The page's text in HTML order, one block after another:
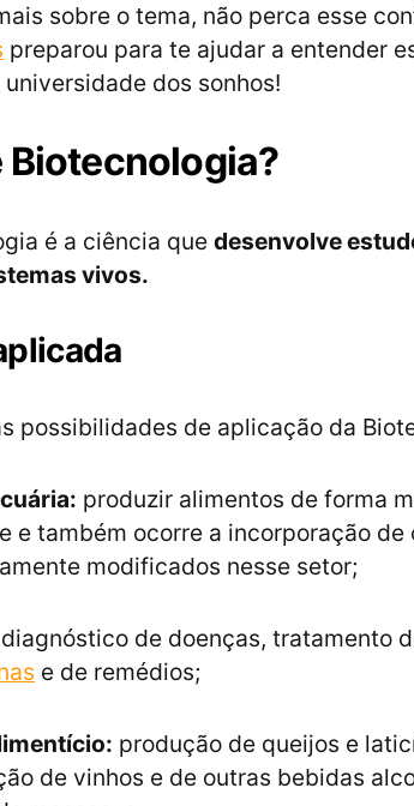
sobre o tema, não perca esse
preparou para te ajudar a entender
dos sonhos!
Biotecnologia?
é a ciência que desenvolve
vivos.
possibilidades de aplicação da
produzir alimentos de forma
e também ocorre a incorporação de
modificados nesse setor;
diagnóstico de doenças, tratamento
e de remédios;
produção de queijos e
de vinhos e de outras bebidas